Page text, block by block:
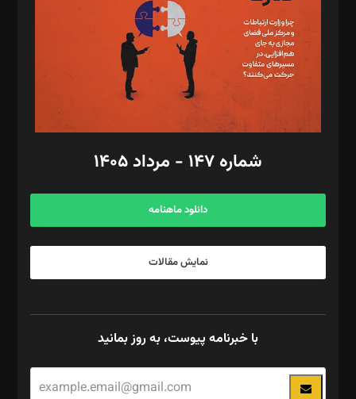
ویرایش: نگار استاد‌‌آقا
طراح یونیفرم: مجید توکلی
فیلمبرداری و عکاسی: امیر شفیعی، مانی لطفی زاده
گرافیک و صفحه‌آرایی: سید‌سبحان‌علی ثابت
مد‌یر توسعه تجاری: کامبیز برید‌
امور مالی: شاپور رهبری، محمد‌ کاظمی‌نیا
آگهی و مشترکین: ۰۹۱۹۹۹۹۰۴۵۴
شماره ۱۴۷ - مرداد ۱۴۰۵
دانلود ماهنامه
نمایش مقالات
با خبرنامه پیوست، به روز بمانید